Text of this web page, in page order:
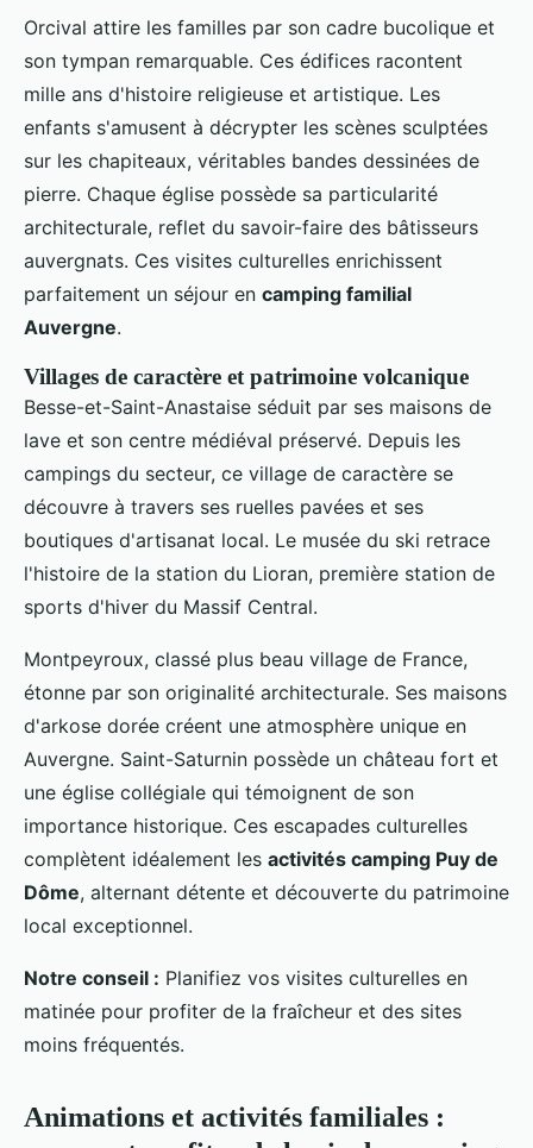
Orcival attire les familles par son cadre bucolique et
son tympan remarquable. Ces édifices racontent
mille ans d'histoire religieuse et artistique. Les
enfants s'amusent à décrypter les scènes sculptées
sur les chapiteaux, véritables bandes dessinées de
pierre. Chaque église possède sa particularité
architecturale, reflet du savoir-faire des bâtisseurs
auvergnats. Ces visites culturelles enrichissent
parfaitement un séjour en camping familial
Auvergne.
Villages de caractère et patrimoine volcanique
Besse-et-Saint-Anastaise séduit par ses maisons de
lave et son centre médiéval préservé. Depuis les
campings du secteur, ce village de caractère se
découvre à travers ses ruelles pavées et ses
boutiques d'artisanat local. Le musée du ski retrace
l'histoire de la station du Lioran, première station de
sports d'hiver du Massif Central.
Montpeyroux, classé plus beau village de France,
étonne par son originalité architecturale. Ses maisons
d'arkose dorée créent une atmosphère unique en
Auvergne. Saint-Saturnin possède un château fort et
une église collégiale qui témoignent de son
importance historique. Ces escapades culturelles
complètent idéalement les activités camping Puy de
Dôme, alternant détente et découverte du patrimoine
local exceptionnel.
Notre conseil : Planifiez vos visites culturelles en
matinée pour profiter de la fraîcheur et des sites
moins fréquentés.
Animations et activités familiales :